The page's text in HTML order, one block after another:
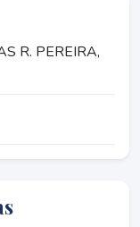
R. PEREIRA,